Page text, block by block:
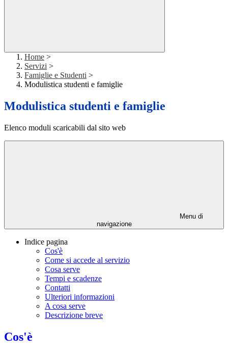
Home >
Servizi >
Famiglie e Studenti >
Modulistica studenti e famiglie
Modulistica studenti e famiglie
Elenco moduli scaricabili dal sito web
Menu di
navigazione
Indice pagina
Cos'è
Come si accede al servizio
Cosa serve
Tempi e scadenze
Contatti
Ulteriori informazioni
A cosa serve
Descrizione breve
Cos'è